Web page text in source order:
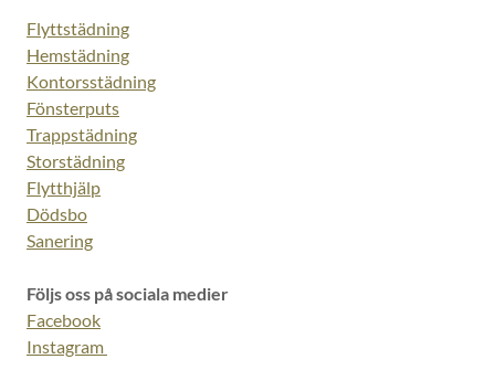
Flyttstädning
Hemstädning
Kontorsstädning
Fönsterputs
Trappstädning
Storstädning
Flytthjälp
Dödsbo
Sanering
Följs oss på sociala medier
Facebook
Instagram